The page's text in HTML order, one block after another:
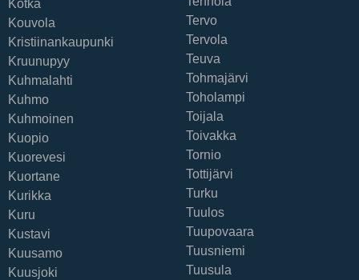
Kotka
Kouvola
Kristiinankaupunki
Kruunupyy
Kuhmalahti
Kuhmo
Kuhmoinen
Kuopio
Kuorevesi
Kuortane
Kurikka
Kuru
Kustavi
Kuusamo
Kuusjoki
Tervo
Tervola
Teuva
Tohmajärvi
Toholampi
Toijala
Toivakka
Tornio
Tottijärvi
Turku
Tuulos
Tuupovaara
Tuusniemi
Tuusula